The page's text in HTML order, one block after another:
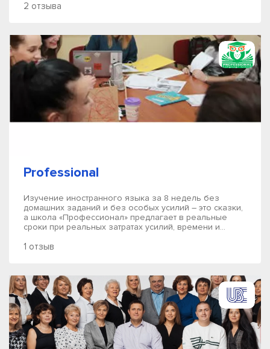
2 отзыва
Professional
Изучение иностранного языка за 8 недель без
домашних заданий и без особых усилий – это сказки,
а школа «Профессионал» предлагает в реальные
сроки при реальных затратах усилий, времени и...
1 отзыв